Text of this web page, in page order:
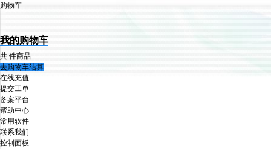
购物车
我的购物车
共 件商品
去购物车结算
在线充值
提交工单
备案平台
帮助中心
常用软件
联系我们
控制面板